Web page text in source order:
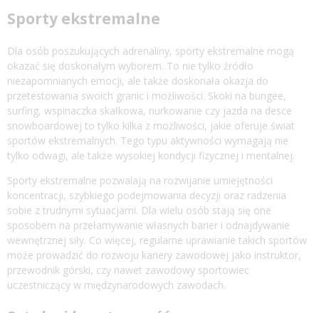
Sporty ekstremalne
Dla osób poszukujących adrenaliny, sporty ekstremalne mogą
okazać się doskonałym wyborem. To nie tylko źródło
niezapomnianych emocji, ale także doskonała okazja do
przetestowania swoich granic i możliwości. Skoki na bungee,
surfing, wspinaczka skałkowa, nurkowanie czy jazda na desce
snowboardowej to tylko kilka z możliwości, jakie oferuje świat
sportów ekstremalnych. Tego typu aktywności wymagają nie
tylko odwagi, ale także wysokiej kondycji fizycznej i mentalnej.
Sporty ekstremalne pozwalają na rozwijanie umiejętności
koncentracji, szybkiego podejmowania decyzji oraz radzenia
sobie z trudnymi sytuacjami. Dla wielu osób stają się one
sposobem na przełamywanie własnych barier i odnajdywanie
wewnętrznej siły. Co więcej, regularne uprawianie takich sportów
może prowadzić do rozwoju kariery zawodowej jako instruktor,
przewodnik górski, czy nawet zawodowy sportowiec
uczestniczący w międzynarodowych zawodach.